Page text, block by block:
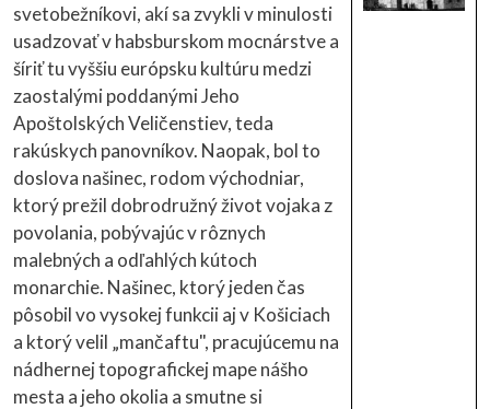
svetobežníkovi, akí sa zvykli v minulosti
usadzovať v habsburskom mocnárstve a
šíriť tu vyššiu európsku kultúru medzi
zaostalými poddanými Jeho
Apoštolských Veličenstiev, teda
rakúskych panovníkov. Naopak, bol to
doslova našinec, rodom východniar,
ktorý prežil dobrodružný život vojaka z
povolania, pobývajúc v rôznych
malebných a odľahlých kútoch
monarchie. Našinec, ktorý jeden čas
pôsobil vo vysokej funkcii aj v Košiciach
a ktorý velil „mančaftu", pracujúcemu na
nádhernej topografickej mape nášho
mesta a jeho okolia a smutne si